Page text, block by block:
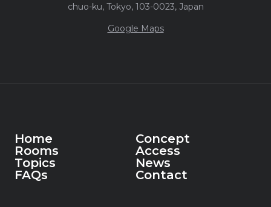
chuo-ku, Tokyo, 103-0023, Japan
Google Maps
Home
Home
Concept
Concept
Rooms
Rooms
Access
Access
Topics
News
FAQs
Contact